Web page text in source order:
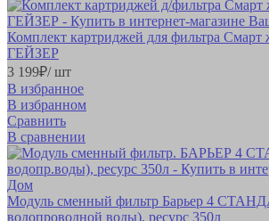
Комплект картриджей для фильтра Смарт
ГЕЙЗЕР
3 199₽/ шт
В избранное
В избранном
Сравнить
В сравнении
Модуль сменный фильтр Барьер 4
водопроводной воды), ресурс 350л